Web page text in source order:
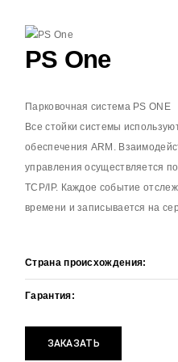
PS One
Парковочная система PS ONE
Все стойки системы
обеспечения ARM.
управления осуществляется
TCP/IP. Каждое событие
времени и записывается на
Страна происхождения:
Гарантия:
ЗАКАЗАТЬ
Оставьте
перезвоним в